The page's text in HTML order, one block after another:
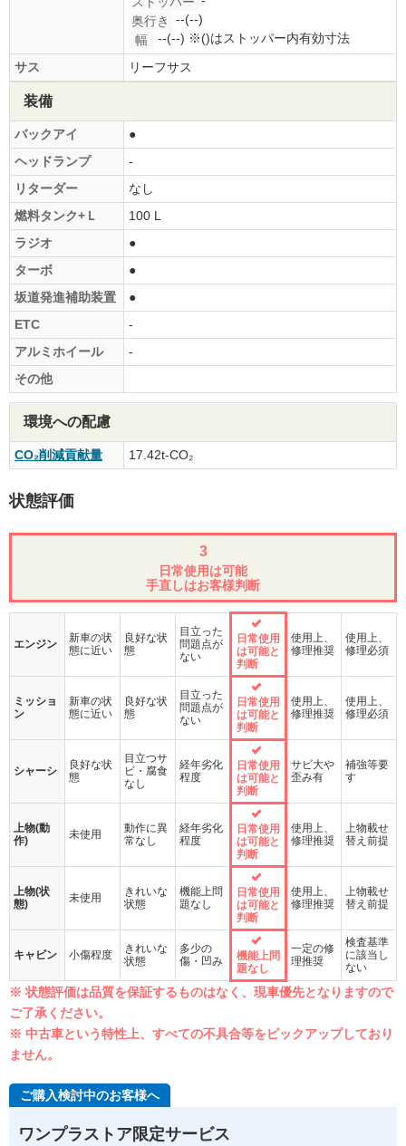
奥行き
--(--)
幅
--(--) ※()はストッパー内有効寸法
サス
リーフサス
装備
バックアイ
●
ヘッドランプ
-
リターダー
なし
燃料タンク+Ｌ
100 L
ラジオ
●
ターボ
●
坂道発進補助装置
●
ETC
-
アルミホイール
-
その他
環境への配慮
CO₂削減貢献量 17.42t-CO₂
状態評価
3
日常使用は可能
手直しはお客様判断
エンジン
新車の状
態に近い
良好な状
態
目立った
問題点が
ない
日常使用
は可能と
判断
使用上、
修理推奨
使用上、
修理必須
ミッショ
ン
新車の状
態に近い
良好な状
態
目立った
問題点が
ない
日常使用
は可能と
判断
使用上、
修理推奨
使用上、
修理必須
シャーシ
良好な状
態
目立つサ
ビ・腐食
なし
経年劣化
程度
日常使用
は可能と
判断
サビ大や
歪み有
補強等要
す
上物(動
作)
未使用
動作に異
常なし
経年劣化
程度
日常使用
は可能と
判断
使用上、
修理推奨
上物載せ
替え前提
上物(状
態)
未使用
きれいな
状態
機能上問
題なし
日常使用
は可能と
判断
使用上、
修理推奨
上物載せ
替え前提
キャビン 小傷程度
きれいな
状態
多少の
傷・凹み
機能上問
題なし
一定の修
理推奨
検査基準
に該当し
ない
※ 状態評価は品質を保証するものはなく、現車優先となりますので
ご了承ください。
※ 中古車という特性上、すべての不具合等をピックアップしており
ません。
ご購入検討中のお客様へ
ワンプラストア限定サービス